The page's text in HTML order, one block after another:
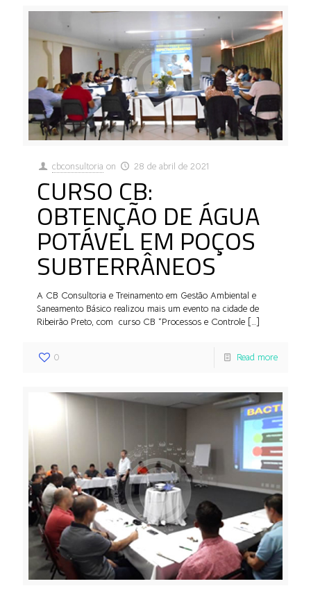
cbconsultoria on 28 de abril de 2021
CURSO CB:
OBTENÇÃO DE ÁGUA
POTÁVEL EM POÇOS
SUBTERRÂNEOS
A CB Consultoria e Treinamento em Gestão Ambiental e
Saneamento Básico realizou mais um evento na cidade de
Ribeirão Preto, com curso CB “Processos e Controle […]
0 Read more